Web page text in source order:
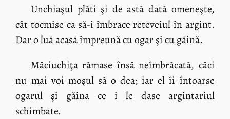
Unchiaşul plăti şi de astă dată omeneşte,
cât tocmise ca să-i îmbrace reteveiul în argint.
Dar o luă acasă împreună cu ogar şi cu găină.
Măciuchiţa rămase însă neîmbrăcată, căci
nu mai voi moşul să o dea; iar el îi întoarse
ogarul şi găina ce i le dase argintariul
schimbate.